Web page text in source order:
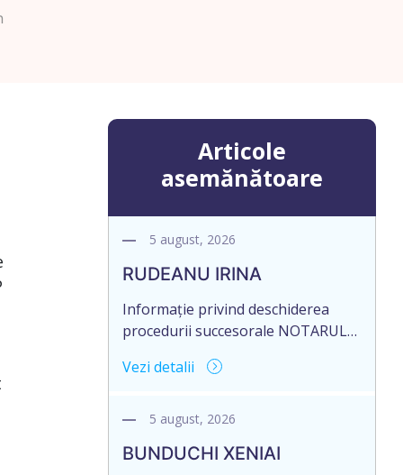
Articole
asemănătoare
5 august, 2026
RUDEANU IRINA
Informație privind deschiderea
procedurii succesorale NOTARUL
la adresa: R. Moldova, or. Sîngerei,
despre deschiderea procedurii
defunctei – RUDEANU IRINA,
Vezi detalii
5 august, 2026
BUNDUCHI XENIAI